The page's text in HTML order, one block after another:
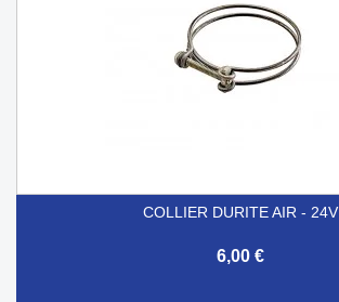
COLLIER DURITE AIR - 24V
6,00 €